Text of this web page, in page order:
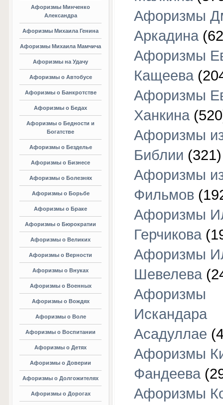
Афоризмы Минченко
Александра
Афоризмы Михаила Генина
Афоризмы Михаила Мамчича
Афоризмы на Удачу
Афоризмы о Автобусе
Афоризмы о Банкротстве
Афоризмы о Бедах
Афоризмы о Бедности и
Богатстве
Афоризмы о Безделье
Афоризмы о Бизнесе
Афоризмы о Болезнях
Афоризмы о Борьбе
Афоризмы о Браке
Афоризмы о Бюрократии
Афоризмы о Великих
Афоризмы о Верности
Афоризмы о Внуках
Афоризмы о Военных
Афоризмы о Вождях
Афоризмы о Воле
Афоризмы о Воспитании
Афоризмы о Детях
Афоризмы о Доверии
Афоризмы о Долгожителях
Афоризмы о Дорогах
Афоризмы
Аркадина
Афоризмы
Кащеева
Афоризмы
Ханкина
Афоризмы
Библии (321)
Афоризмы
Фильмов
Афоризмы
Герчикова
Афоризмы
Шевелева
Афоризмы
Искандара
Асадуллае
Афоризмы
Фандеева
Афоризмы